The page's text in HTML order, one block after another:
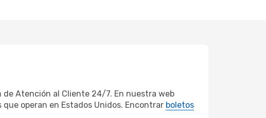
de Atención al Cliente 24/7. En nuestra web
operan en Estados Unidos. Encontrar boletos